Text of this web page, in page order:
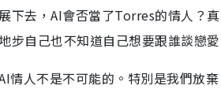
下去，AI會否當了Torres的情人？
步自己也不知道自己想要跟誰談戀愛
情人不是不可能的。特別是我們放